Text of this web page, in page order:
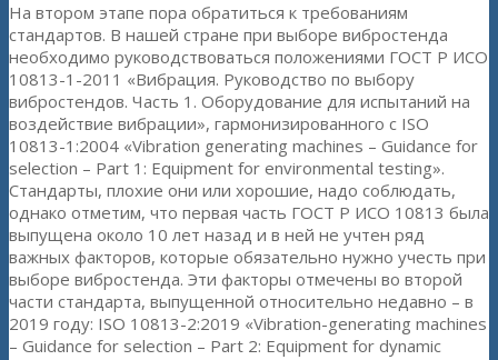
На втором этапе пора обратиться к требованиям
стандартов. В нашей стране при выборе вибростенда
необходимо руководствоваться положениями ГОСТ Р ИСО
10813-1-2011 «Вибрация. Руководство по выбору
вибростендов. Часть 1. Оборудование для испытаний на
воздействие вибрации», гармонизированного с ISO
10813-1:2004 «Vibration generating machines – Guidance for
selection – Part 1: Equipment for environmental testing».
Стандарты, плохие они или хорошие, надо соблюдать,
однако отметим, что первая часть ГОСТ Р ИСО 10813 была
выпущена около 10 лет назад и в ней не учтен ряд
важных факторов, которые обязательно нужно учесть при
выборе вибростенда. Эти факторы отмечены во второй
части стандарта, выпущенной относительно недавно – в
2019 году: ISO 10813-2:2019 «Vibration-generating machines
– Guidance for selection – Part 2: Equipment for dynamic